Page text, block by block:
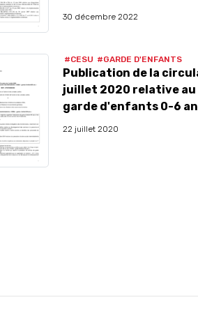
30 décembre 2022
#CESU #GARDE D'ENFANTS
Publication de la
juillet 2020 relative au
garde d'enfants 0-6
22 juillet 2020